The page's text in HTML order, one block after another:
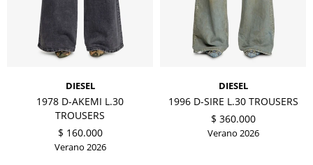
DIESEL
1978 D-AKEMI L.30
TROUSERS
$ 160.000
Verano 2026
DIESEL
1996 D-SIRE L.30 TROUSERS
$ 360.000
Verano 2026